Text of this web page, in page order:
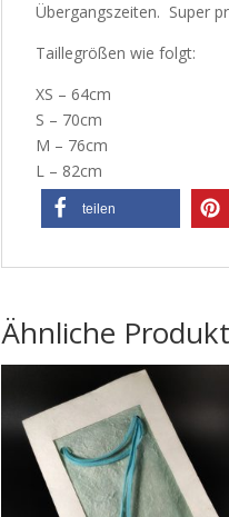
Übergangszeiten. Super
Taillegrößen wie folgt:
XS – 64cm
S – 70cm
M – 76cm
L – 82cm
teilen
Ähnliche